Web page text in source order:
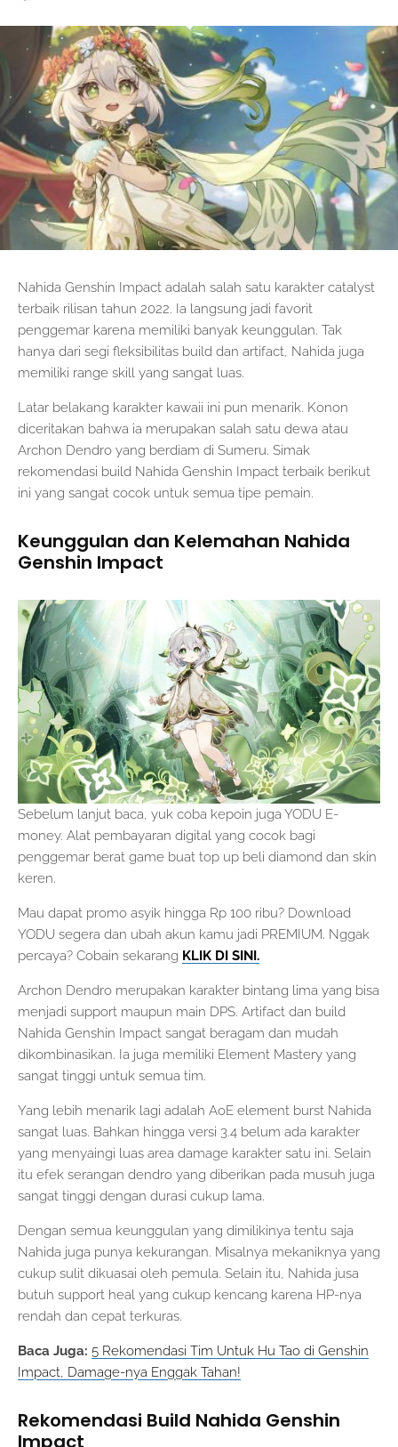
Nahida Genshin Impact adalah salah satu karakter catalyst
terbaik rilisan tahun 2022. Ia langsung jadi favorit
penggemar karena memiliki banyak keunggulan. Tak
hanya dari segi fleksibilitas build dan artifact, Nahida juga
memiliki range skill yang sangat luas.
Latar belakang karakter kawaii ini pun menarik. Konon
diceritakan bahwa ia merupakan salah satu dewa atau
Archon Dendro yang berdiam di Sumeru. Simak
rekomendasi build Nahida Genshin Impact terbaik berikut
ini yang sangat cocok untuk semua tipe pemain.
Keunggulan dan Kelemahan Nahida
Genshin Impact
Sebelum lanjut baca, yuk coba kepoin juga YODU E-
money. Alat pembayaran digital yang cocok bagi
penggemar berat game buat top up beli diamond dan skin
keren.
Mau dapat promo asyik hingga Rp 100 ribu? Download
YODU segera dan ubah akun kamu jadi PREMIUM. Nggak
percaya? Cobain sekarang KLIK DI SINI.
Archon Dendro merupakan karakter bintang lima yang bisa
menjadi support maupun main DPS. Artifact dan build
Nahida Genshin Impact sangat beragam dan mudah
dikombinasikan. Ia juga memiliki Element Mastery yang
sangat tinggi untuk semua tim.
Yang lebih menarik lagi adalah AoE element burst Nahida
sangat luas. Bahkan hingga versi 3.4 belum ada karakter
yang menyaingi luas area damage karakter satu ini. Selain
itu efek serangan dendro yang diberikan pada musuh juga
sangat tinggi dengan durasi cukup lama.
Dengan semua keunggulan yang dimilikinya tentu saja
Nahida juga punya kekurangan. Misalnya mekaniknya yang
cukup sulit dikuasai oleh pemula. Selain itu, Nahida jusa
butuh support heal yang cukup kencang karena HP-nya
rendah dan cepat terkuras.
Baca Juga: 5 Rekomendasi Tim Untuk Hu Tao di Genshin
Impact, Damage-nya Enggak Tahan!
Rekomendasi Build Nahida Genshin
Impact